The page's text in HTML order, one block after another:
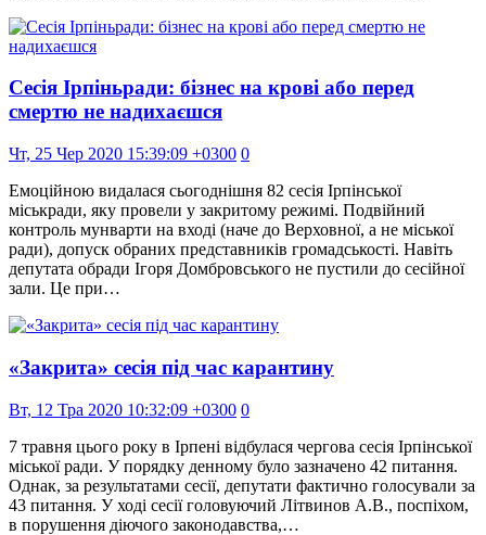
Сесія Ірпіньради: бізнес на крові або перед
смертю не надихаєшся
Чт, 25 Чер 2020 15:39:09 +0300 0
Емоційною видалася сьогоднішня 82 сесія Ірпінської
міськради, яку провели у закритому режимі. Подвійний
контроль мунварти на вході (наче до Верховної, а не міської
ради), допуск обраних представників громадськості. Навіть
депутата обради Ігоря Домбровського не пустили до сесійної
зали. Це при…
«Закрита» сесія під час карантину
Вт, 12 Тра 2020 10:32:09 +0300 0
7 травня цього року в Ірпені відбулася чергова сесія Ірпінської
міської ради. У порядку денному було зазначено 42 питання.
Однак, за результатами сесії, депутати фактично голосували за
43 питання. У ході сесії головуючий Літвинов А.В., поспіхом,
в порушення діючого законодавства,…